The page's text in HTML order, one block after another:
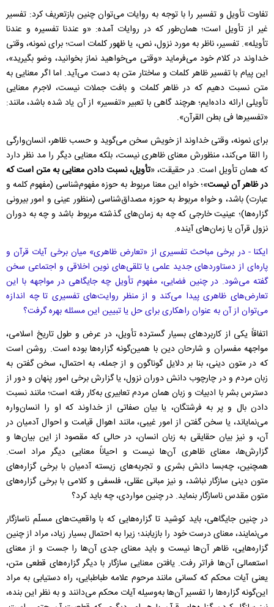
تفاوت تأویل و تفسیر را با توجه به روایات می‌توان چنین بازتعریف کرد: تفسیر
غیر از تأویل است؛ همان‌طور که در روایات آمده: «و عندنا تفسیره و عندنا
تأویله». تفسیر، ناظر به مورد نزول، نص، یا ظهور کلمات است؛ برای نمونه، وقتی
خداوند در کلام خود می‌فرماید «وقتی می‌خواهید نماز بخوانید، وضو بگیرید»،
این پیام با تفسیر ظاهر کلمات و ساختار متن به دست می‌آید. اما اگر معنایی به
متن نسبت دهیم که در ظاهر کلمات و بافت جملات نیست، لاجرم معنایی
تأویلی ارائه داده‌ایم؛ هرچند گاهی با تعبیر «تفسیر» از آن یاد شده باشد، مانند:
«تفسیرها فی بطن القرآن».
برای نمونه، وقتی خداوند از خویش سخن می‌گوید و حسب ظاهر، انسان‌وارگی
را القا می‌کند، منظورش معنای ظاهری نیست، بلکه معنایی دیگر را مد نظر دارد
که همان تأویل است. در حقیقت، «تأویل، نسبت دادن معنایی به متن است که
در ظاهر آن نیست»؛ خواه این معنا مربوط به حوزه‌ مفهوم‌شناسی (مفهوم کلمه و
عبارت) باشد، و خواه مربوط به حوزه‌ مصداق‌شناسی (منظور عینی و امور بیرونی
گزاره‌ها)؛ عینیت خارجی‌ که چه به زمان‌های گذشته مربوط باشد و چه به دوران
نزول قرآن یا زمان‌های آینده.
ایکنا - در برخی مباحث تفسیری از «تعارض ظاهری» میان برخی آیات قرآن و
پاره‌ای از دستاوردهای جدید علمی یا تلقی‌های نوین اخلاقی و اجتماعی سخن
گفته می‌شود. در چنین فضایی، مفهوم تأویل چه جایگاهی در مواجهه با این
تعارض‌های ظاهری پیدا می‌کند و از منظر روایت‌های تفسیری تا چه اندازه
می‌توان از آن به عنوان راهکاری برای حل یا تبیین این مسئله بهره گرفت؟
اتفاقاً یکی از کاربردهای بسیار گسترده تأویل، در عرض و طول تاریخ اسلامی،
مواجهه مفسران و شارحان دین با همین‌گونه گزاره‌ها بوده است. روشن است
که در متون دینی، بنا بر دلایل گوناگون و از جمله، به احتمال، سخن گفتن به
زبان مردم و در چارچوب دانش دوران نزول، یا گزارش برخی امور پنهان و دور از
دسترس بشر با ادبیات و زبان همان مردم تعابیری به‌کار رفته است؛ مانند نسبت
دادن بال و پر به فرشتگان، یا بیان صفاتی از خداوند که او را انسان‌واره
می‌نمایاند، یا سخن گفتن از امور غیبی، مانند اهوال قیامت و احوال آدمیان در
آن، و نیز بیان حقایقی به زبان انسان، در حالی که مقصود از این بیان‌ها و
گزارش‌ها، معنای ظاهری آن‌ها نیست و احیاناً معنایی دیگر مراد است.
همچنین، چه‌بسا دانش بشری و تجربه‌های زیسته آدمیان با برخی گزاره‌های
متون دینی سازگار نباشد، و نیز مبانی عقلی، فلسفی و کلامی با برخی گزاره‌های
متون مقدس ناسازگار بنماید. در چنین مواردی، چه باید کرد؟
در چنین جایگاهی، باید کوشید تا گزاره‌هایی که با واقعیت‌های مسلّم ناسازگار
می‌نمایند، معنای درست خود را بازیابند؛ زیرا به احتمال بسیار زیاد، مراد از چنین
گزاره‌هایی، ظاهر آن‌ها نیست و باید معنای جدی آن‌ها را جست و از معنای
استعمالی آن‌ها فراتر رفت. یافتن معنایی سازگار با دیگر گزاره‌های قطعی متن،
یعنی آیات محکم که کسانی مانند مرحوم علامه طباطبایی، راه دستیابی به مراد
این‌گونه گزاره‌ها را تفسیر آن‌ها به‌وسیله آیات محکم می‌دانند و به نظر این بنده،